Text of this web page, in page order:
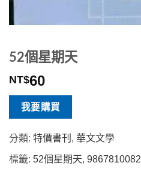
52個星期天
NT$60
我要購買
分類: 特價書刊 , 華文文學
標籤: 52個星期天, 9867810082